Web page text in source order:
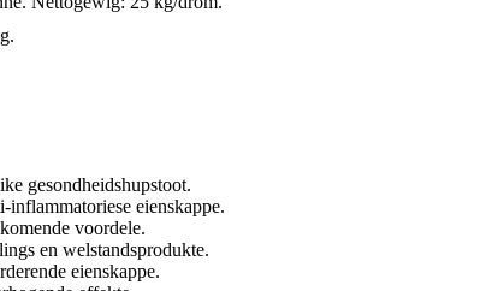
gesondheidshupstoot.
eienskappe.
voordele.
en welstandsprodukte.
eienskappe.